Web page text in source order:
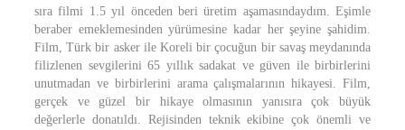
sıra filmi 1.5 yıl önceden beri üretim aşamasındaydım. Eşimle
beraber emeklemesinden yürümesine kadar her şeyine şahidim.
Film, Türk bir asker ile Koreli bir çocuğun bir savaş meydanında
filizlenen sevgilerini 65 yıllık sadakat ve güven ile birbirlerini
unutmadan ve birbirlerini arama çalışmalarının hikayesi. Film,
gerçek ve güzel bir hikaye olmasının yanısıra çok büyük
değerlerle donatıldı. Rejisinden teknik ekibine çok önemli ve